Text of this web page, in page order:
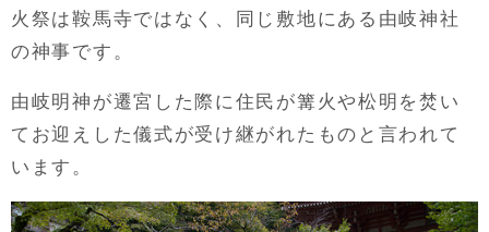
火祭は鞍馬寺ではなく、同じ敷地にある由岐神社
の神事です。
由岐明神が遷宮した際に住民が篝火や松明を焚い
てお迎えした儀式が受け継がれたものと言われて
います。